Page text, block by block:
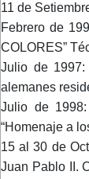
11 de
Febrero de
COLORES”
Julio de 1997:
alemanes
Julio de 1998:
“Homenaje a
15 al 30 de
Juan Pablo II.